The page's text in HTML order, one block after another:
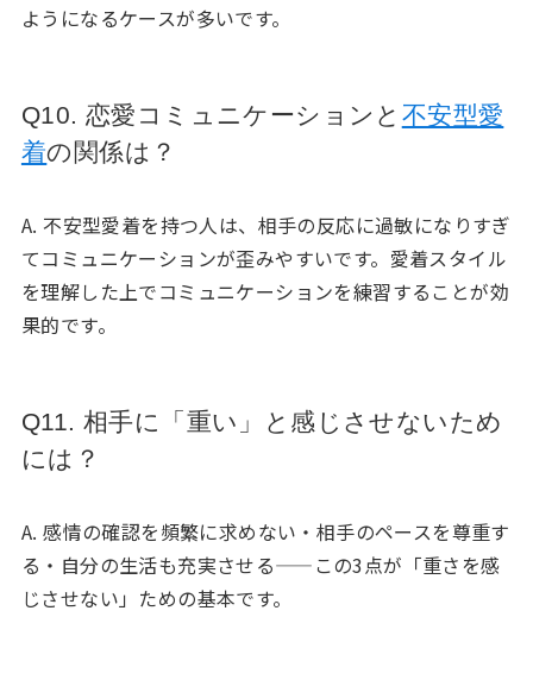
ようになるケースが多いです。
Q10. 恋愛コミュニケーションと 不安型愛
着の関係は？
A. 不安型愛着を持つ人は、相手の反応に過敏になりすぎ
てコミュニケーションが歪みやすいです。愛着スタイル
を理解した上でコミュニケーションを練習することが効
果的です。
Q11. 相手に「重い」と感じさせないため
には？
A. 感情の確認を頻繁に求めない・相手のペースを尊重す
る・自分の生活も充実させる——この3点が「重さを感
じさせない」ための基本です。